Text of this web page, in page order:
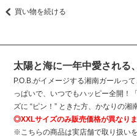
買い物を続ける
太陽と海に一年中愛される
P.O.B.がイメージする湘南ガールっ
っぱいで、いつでもハッピー全開！
ズに “ピン！” ときた方、かなりの湘
◎XXLサイズのみ販売価格が異なりま
※こちらの商品は実店舗で取り扱い